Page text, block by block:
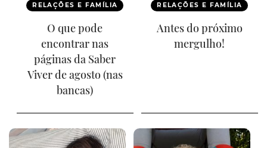
RELAÇÕES E FAMÍLIA
O que pode
encontrar nas
páginas da Saber
Viver de agosto (nas
bancas)
RELAÇÕES E FAMÍLIA
Antes do próximo
mergulho!